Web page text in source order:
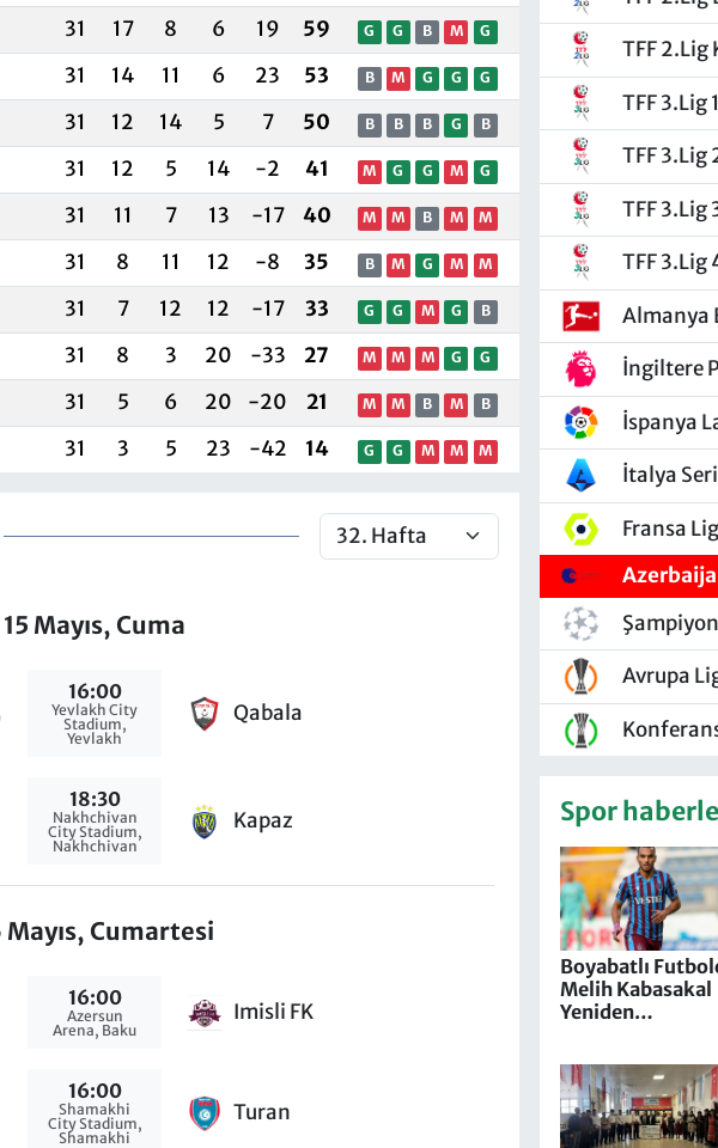
31 17 8 6 19 59 G G B M G
31 14 11 6 23 53 B M G G G
31 12 14 5 7 50 B B B G B
31 12 5 14 -2 41 M G G M G
31 11 7 13 -17 40 M M B M M
31 8 11 12 -8 35 B M G M M
31 7 12 12 -17 33 G G M G B
31 8 3 20 -33 27 M M M G G
31 5 6 20 -20 21 M M B M B
31 3 5 23 -42 14 G G M M M
15 Mayıs, Cuma
16:00
Yevlakh City
Stadium,
Yevlakh
Qabala
18:30
Nakhchivan
City Stadium,
Nakhchivan
Kapaz
Mayıs, Cumartesi
16:00
Azersun
Arena, Baku
Imisli FK
16:00
Shamakhi
City Stadium,
Shamakhi
Turan
TFF 2.Lig
TFF 3.Lig
TFF 3.Lig
TFF 3.Lig
TFF 3.Lig
Almanya
İngiltere
İspanya
İtalya
Fransa
Avrupa
Spor
Boyabatlı
Melih Kabasakal
Yeniden